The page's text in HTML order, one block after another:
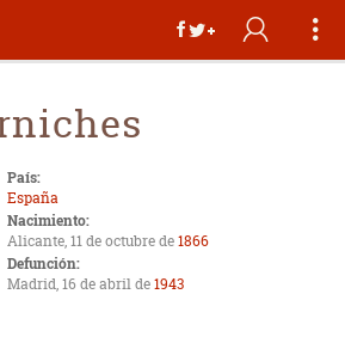
País:
España
Nacimiento:
Alicante, 11 de octubre de1866
Defunción:
Madrid, 16 de abril de1943